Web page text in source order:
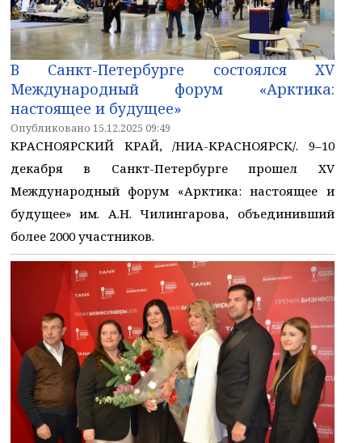
В Санкт-Петербурге состоялся XV
Международный форум «Арктика:
настоящее и будущее»
Опубликовано 15.12.2025 09:49
КРАСНОЯРСКИЙ КРАЙ, /НИА-КРАСНОЯРСК/. 9–10
декабря в Санкт-Петербурге прошел XV
Международный форум «Арктика: настоящее и
будущее» им. А.Н. Чилингарова, объединивший
более 2000 участников.